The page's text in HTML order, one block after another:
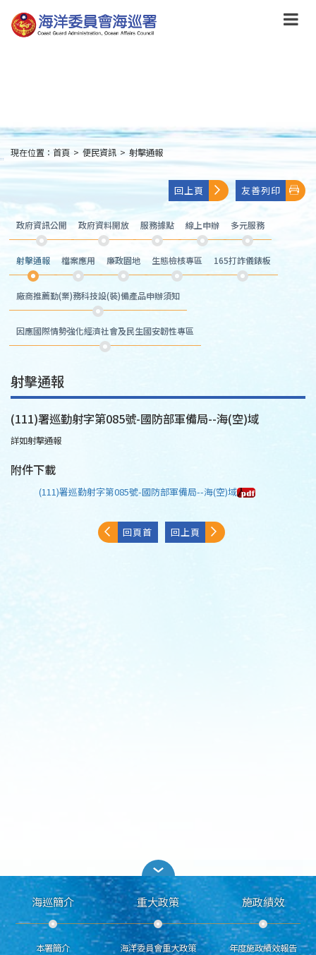
到
主
:::
現在位置： 首頁 > 便民資訊 > 射擊通報
回上頁 友善列印
政府資訊公開 政府資料開放 服務據點 線上申辦 多元服務
射擊通報 檔案應用 廉政園地 生態檢核專區 165打詐儀錶板
廠商推薦勤(業)務科技設(裝)備產品申辦須知
因應國際情勢強化經濟社會及民生國安韌性專區
射擊通報
(111)署巡勤射字第085號-國防部軍備局--海(空)域
詳如射擊通報
附件下載
(111)署巡勤射字第085號-國防部軍備局--海(空)域
回頁首 回上頁
海巡簡介
本署簡介
重大政策
海洋委員會重大政策
施政績效
年度施政績效報告